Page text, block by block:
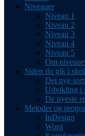
Niveauer
Niveau 1
Niveau 2
Niveau 3
Niveau 4
Niveau 5
Om
Siden du gik i
Det nye
Udvikling i
De nyeste
Metoder og
InDesign
Word